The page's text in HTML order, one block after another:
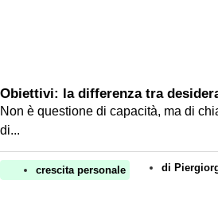
Obiettivi: la differenza tra
Non è questione di capacità, ma di
di...
crescita personale di